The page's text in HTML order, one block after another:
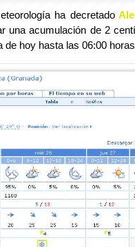
ha decretado
una acumulación de 2
de hoy hasta las 06:00